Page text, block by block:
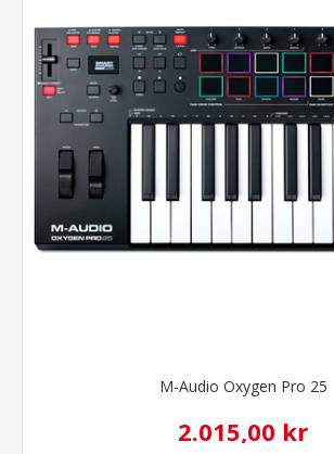
M-Audio Oxygen Pro 25
2.015,00 kr